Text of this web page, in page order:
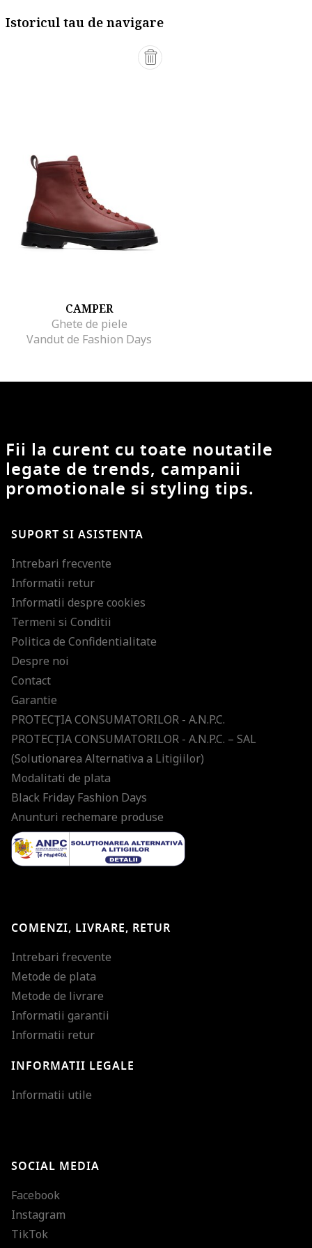
Istoricul tau de navigare
CAMPER
Ghete de piele
Vandut de Fashion Days
Fii la curent cu toate noutatile
legate de trends, campanii
promotionale si styling tips.
SUPORT SI ASISTENTA
Intrebari frecvente
Informatii retur
Informatii despre cookies
Termeni si Conditii
Politica de Confidentialitate
Despre noi
Contact
Garantie
PROTECŢIA CONSUMATORILOR - A.N.P.C.
PROTECŢIA CONSUMATORILOR - A.N.P.C. – SAL
(Solutionarea Alternativa a Litigiilor)
Modalitati de plata
Black Friday Fashion Days
Anunturi rechemare produse
COMENZI, LIVRARE, RETUR
Intrebari frecvente
Metode de plata
Metode de livrare
Informatii garantii
Informatii retur
INFORMATII LEGALE
Informatii utile
SOCIAL MEDIA
Facebook
Instagram
TikTok